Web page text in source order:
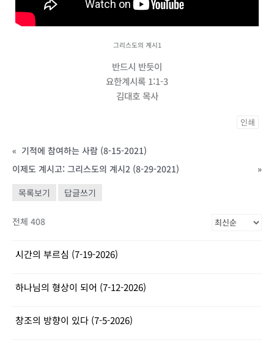
그리스도의 계시1
반드시 반듯이
요한계시록 1:1-3
김대호 목사
인쇄
« 기적에 참여하는 사람 (8-15-2021)
이제도 계시고: 그리스도의 계시2 (8-29-2021)
»
목록보기
답글쓰기
전체 408
시간의 부르심 (7-19-2026)
하나님의 형상이 되어 (7-12-2026)
창조의 방향이 있다 (7-5-2026)